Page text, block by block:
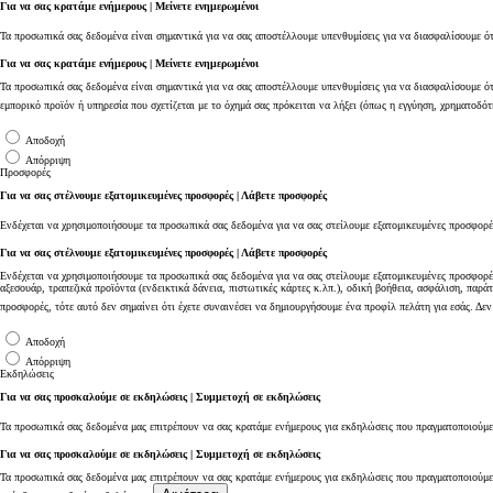
384,13 € /Μήνα
Toyota C-HR+
Αγοράστε Online
Για να σας κρατάμε ενήμερους | Μείνετε ενημερωμένοι
Τα προσωπικά σας δεδομένα είναι σημαντικά για να σας αποστέλλουμε υπενθυμίσεις για να διασφαλίσουμε
Για να σας κρατάμε ενήμερους | Μείνετε ενημερωμένοι
Τα προσωπικά σας δεδομένα είναι σημαντικά για να σας αποστέλλουμε υπενθυμίσεις για να
εμπορικό προϊόν ή υπηρεσία που σχετίζεται με το όχημά σας πρόκειται να λήξει (όπως η εγγύηση,
Αποδοχή
Απόρριψη
Προσφορές
Για να σας στέλνουμε εξατομικευμένες προσφορές | Λάβετε προσφορές
Ενδέχεται να χρησιμοποιήσουμε τα προσωπικά σας δεδομένα για να σας στείλουμε εξατομικευμένες
Για να σας στέλνουμε εξατομικευμένες προσφορές | Λάβετε προσφορές
Ενδέχεται να χρησιμοποιήσουμε τα προσωπικά σας δεδομένα για να σας στείλουμε εξατομικευμένες
αξεσουάρ, τραπεζικά προϊόντα (ενδεικτικά δάνεια, πιστωτικές κάρτες κ.λπ.), οδική βοήθεια, ασφάλιση,
προσφορές, τότε αυτό δεν σημαίνει ότι έχετε συναινέσει να δημιουργήσουμε ένα προφίλ πελάτη για
Αποδοχή
Απόρριψη
Εκδηλώσεις
Για να σας προσκαλούμε σε εκδηλώσεις | Συμμετοχή σε εκδηλώσεις
Τα προσωπικά σας δεδομένα μας επιτρέπουν να σας κρατάμε ενήμερους για εκδηλώσεις που πραγματοποιούμε.
Για να σας προσκαλούμε σε εκδηλώσεις | Συμμετοχή σε εκδηλώσεις
Τα προσωπικά σας δεδομένα μας επιτρέπουν να σας κρατάμε ενήμερους για εκδηλώσεις που